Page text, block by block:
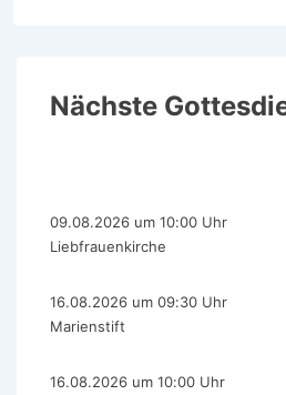
Nächste
09.08.2026 um 10:00 Uhr
Liebfrauenkirche
16.08.2026 um 09:30 Uhr
Marienstift
16.08.2026 um 10:00 Uhr